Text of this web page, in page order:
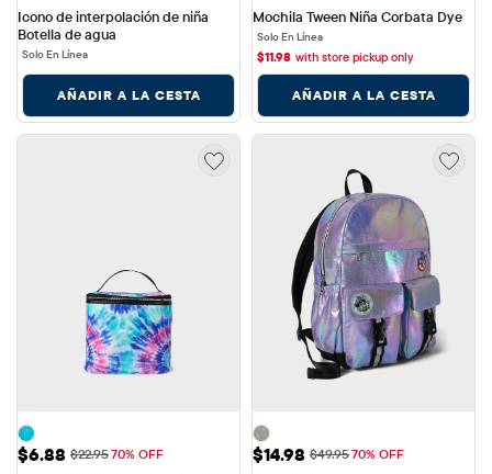
Icono de interpolación de niña
Botella de agua
Solo En Línea
AÑADIR A LA CESTA
Mochila Tween Niña Corbata Dye
Solo En Línea
$11.98 with store pickup only
AÑADIR A LA CESTA
Precio de venta: $6.88
$6.88 Precio original: $22.95
$22.9570% OFF Precio de venta: $14.98
$14.98 Precio original: $49.95
$49.9570% OFF